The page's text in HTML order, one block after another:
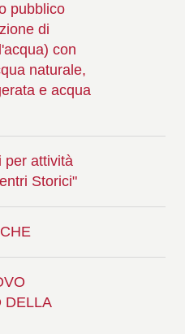
pubblico
di
con
naturale,
e acqua
per attività
Storici"
DELLA